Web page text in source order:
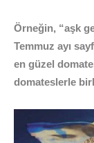
Örneğin, “aşk
Temmuz ayı
en güzel
domateslerle